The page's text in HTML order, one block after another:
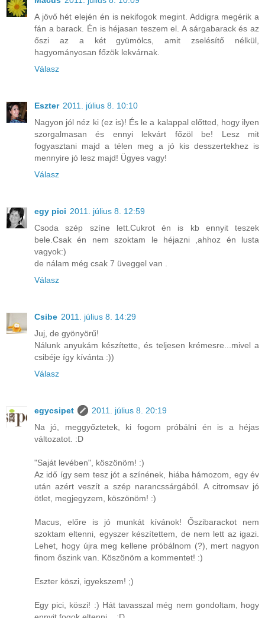
A jövő hét elején én is nekifogok megint. Addigra megérik a
fán a barack. Én is héjasan teszem el. A sárgabarack és az
őszi az a két gyümölcs, amit zselésítő nélkül,
hagyományosan főzök lekvárnak.
Válasz
Eszter 2011. július 8. 10:10
Nagyon jól néz ki (ez is)! És le a kalappal előtted, hogy ilyen
szorgalmasan és ennyi lekvárt főzöl be! Lesz mit
fogyasztani majd a télen meg a jó kis desszertekhez is
mennyire jó lesz majd! Ügyes vagy!
Válasz
egy pici 2011. július 8. 12:59
Csoda szép színe lett.Cukrot én is kb ennyit teszek
bele.Csak én nem szoktam le héjazni ,ahhoz én lusta
vagyok:)
de nálam még csak 7 üveggel van .
Válasz
Csibe 2011. július 8. 14:29
Juj, de gyönyörű!
Nálunk anyukám készítette, és teljesen krémesre...mivel a
csibéje így kívánta :))
Válasz
egycsipet
2011. július 8. 20:19
Na jó, meggyőztetek, ki fogom próbálni én is a héjas
változatot. :D
"Saját levében", köszönöm! :)
Az idő így sem tesz jót a színének, hiába hámozom, egy év
után azért veszít a szép narancssárgából. A citromsav jó
ötlet, megjegyzem, köszönöm! :)
Macus, előre is jó munkát kívánok! Őszibarackot nem
szoktam eltenni, egyszer készítettem, de nem lett az igazi.
Lehet, hogy újra meg kellene próbálnom (?), mert nagyon
finom őszink van. Köszönöm a kommentet! :)
Eszter köszi, igyekszem! ;)
Egy pici, köszi! :) Hát tavasszal még nem gondoltam, hogy